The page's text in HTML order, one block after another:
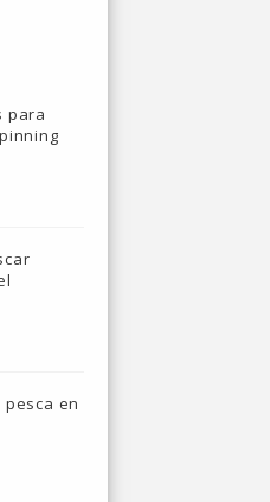
para
en